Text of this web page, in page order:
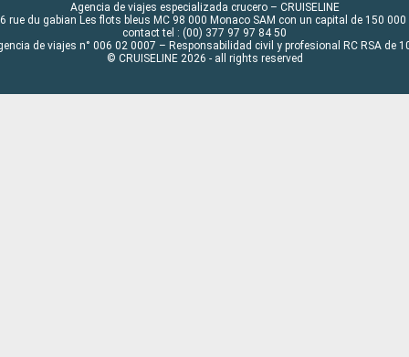
Agencia de viajes especializada crucero – CRUISELINE
rue du gabian Les flots bleus MC 98 000 Monaco SAM con un capital de 150 000
contact tel : (00) 377 97 97 84 50
de viajes n° 006 02 0007 – Responsabilidad civil y profesional RC RSA de
© CRUISELINE 2026 - all rights reserved